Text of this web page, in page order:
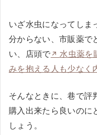
いざ水虫になってしま
分からない、市販薬で
い、店頭で
水虫薬を
みを抱える人も少なく
そんなときに、巷で評
購入出来たら良いのに
しょう。